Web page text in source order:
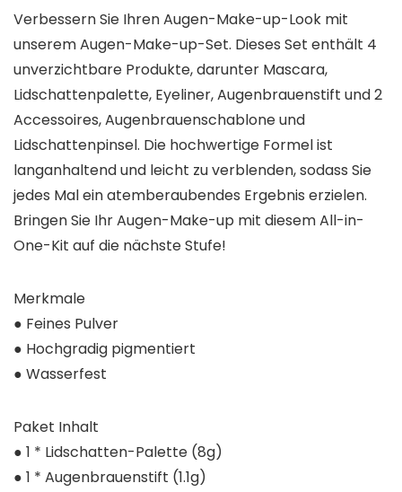
Verbessern Sie Ihren Augen-Make-up-Look mit
unserem Augen-Make-up-Set. Dieses Set enthält 4
unverzichtbare Produkte, darunter Mascara,
Lidschattenpalette, Eyeliner, Augenbrauenstift und 2
Accessoires, Augenbrauenschablone und
Lidschattenpinsel. Die hochwertige Formel ist
langanhaltend und leicht zu verblenden, sodass Sie
jedes Mal ein atemberaubendes Ergebnis erzielen.
Bringen Sie Ihr Augen-Make-up mit diesem All-in-
One-Kit auf die nächste Stufe!
Merkmale
● Feines Pulver
● Hochgradig pigmentiert
● Wasserfest
Paket Inhalt
● 1 * Lidschatten-Palette (8g)
● 1 * Augenbrauenstift (1.1g)